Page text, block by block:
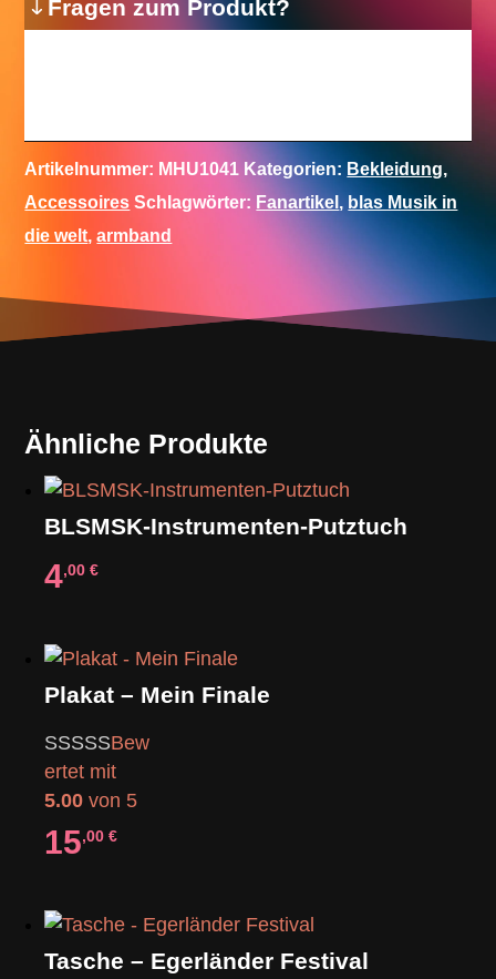
Fragen zum Produkt?
Artikelnummer: MHU1041 Kategorien: Bekleidung,
Accessoires Schlagwörter: Fanartikel , blas Musik in
die welt,armband
Ähnliche Produkte
BLSMSK-Instrumenten-Putztuch
4,00€
Plakat – Mein Finale
Bew
ertet mit
5.00 von 5
15,00€
Tasche – Egerländer Festival